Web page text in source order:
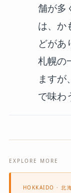
舗が多
は、か
どがあ
札幌の
ますが
で味わ
EXPLORE MORE
HOKKAIDO · 北